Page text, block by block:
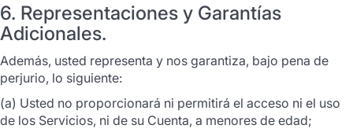
6. Representaciones y Garantías
Adicionales.
Además, usted representa y nos garantiza, bajo pena de
perjurio, lo siguiente:
(a) Usted no proporcionará ni permitirá el acceso ni el uso
de los Servicios, ni de su Cuenta, a menores de edad;